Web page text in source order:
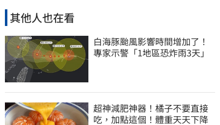
其他人也在看
白海豚颱風影響時間增加了！
專家示警「1地區恐炸雨3天」
超神減肥神器！橘子不要直接
吃，加點這個！體重天天下降